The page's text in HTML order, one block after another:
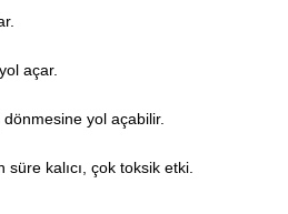
açar.
yol açabilir.
kalıcı, çok toksik etki.